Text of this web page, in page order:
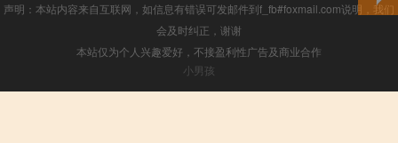
声明：本站内容来自互联网，如信息有错误可发邮件到f_fb#foxmail.com说明，我们
会及时纠正，谢谢
本站仅为个人兴趣爱好，不接盈利性广告及商业合作
小男孩